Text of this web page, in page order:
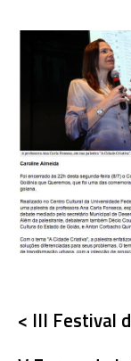
< III Festival